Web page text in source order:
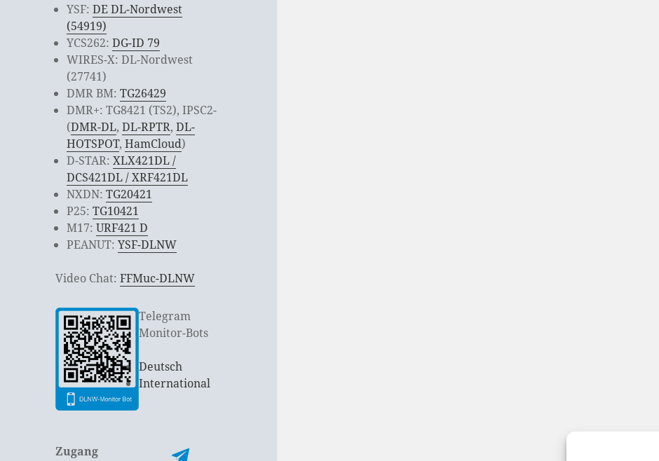
YSF:DE DL-Nordwest
(54919)
YCS262:DG-ID 79
WIRES-X: DL-Nordwest
(27741)
DMR BM:TG26429
DMR+: TG8421 (TS2), IPSC2-
(DMR-DL,DL-RPTR,DL-
HOTSPOT,HamCloud)
D-STAR:XLX421DL /
DCS421DL / XRF421DL
NXDN:TG20421
P25:TG10421
M17:URF421 D
PEANUT:YSF-DLNW
Video Chat:FFMuc-DLNW
Telegram
Monitor-Bots
Deutsch
International
Zugang